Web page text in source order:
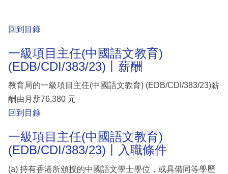
回到目錄
一級項目主任(中國語文教育)
(EDB/CDI/383/23)丨薪酬
教育局的一級項目主任(中國語文教育) (EDB/CDI/383/23)薪
酬由月薪76,380 元
回到目錄
一級項目主任(中國語文教育)
(EDB/CDI/383/23)丨入職條件
(a) 持有香港所頒授的中國語文學士學位，或具備同等學歷